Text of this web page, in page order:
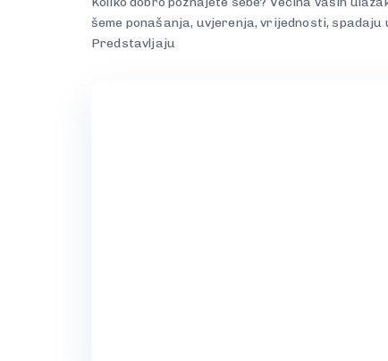
šeme ponašanja, uvjerenja, vrijednosti, spadaju
Predstavljaju